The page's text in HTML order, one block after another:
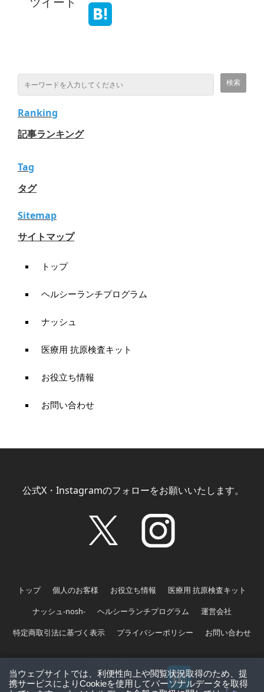
Ranking
記事ランキング
Tag
タグ
Sitemap
サイトマップ
トップ
ヘルシーランチプログラム
ナッシュ
医療用 抗原検査キット
お役立ち情報
お問い合わせ
公式X・Instagramのフォローをお願いいたします。
トップ 個人のお客様 お役立ち情報
医療用 抗原検査キット
ナッシュ-nosh-
ヘルシーランチプログラム
運営会社
特定商取引法に基づく表示
プライバシーポリシー お問い合わせ
ツイート